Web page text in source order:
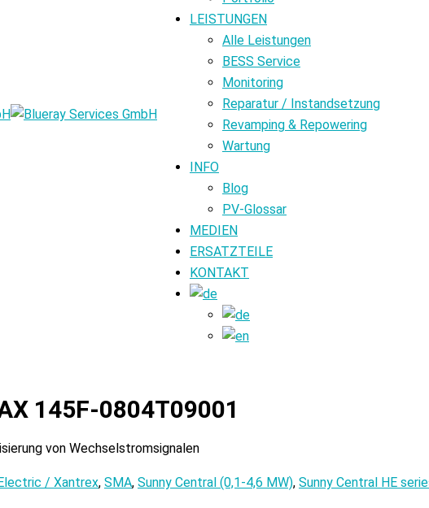
LEISTUNGEN
Alle Leistungen
BESS Service
Monitoring
Reparatur / Instandsetzung
Revamping & Repowering
Wartung
INFO
Blog
PV-Glossar
MEDIEN
ERSATZTEILE
KONTAKT
145F-0804T09001
von Wechselstromsignalen
/ Xantrex, SMA, Sunny Central (0,1-4,6 MW), Sunny Central HE